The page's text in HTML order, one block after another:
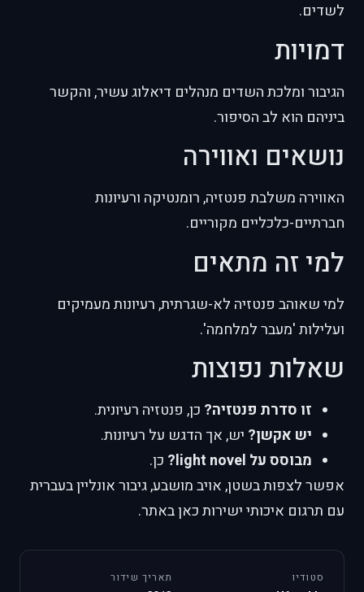
לשדים.
דמויות
הגיבור ומלכת השדים מנהלים דיאלוג עשיר, והקשר
ביניהם הוא לב הסיפור.
נושאים ואווירה
האווירה משלבת פנטזיה, רומנטיקה ורעיונות
חברתיים-כלכליים מקוריים.
למי זה מתאים
למי שאוהב פנטזיה לא-שגרתית, רעיונות מעמיקים
ועלילות 'מעבר למלחמה'.
שאלות נפוצות
זו סדרת פנטזיה? כן, פנטזיה רעיונית.
יש אקשן? יש, אך הדגש על רעיונות.
מבוסס על light novel?
כן.
אפשר לצפות בשטן, אויב מושבע, גיבור אונליין בעברית
עם תרגום איכותי ישירות כאן באתר.
סטודיו תאריך שידור